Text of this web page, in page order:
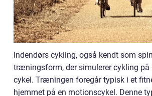
Indendørs cykling, også kendt som
træningsform, der simulerer cykling
cykel. Træningen foregår typisk i et
hjemmet på en motionscykel. Denne